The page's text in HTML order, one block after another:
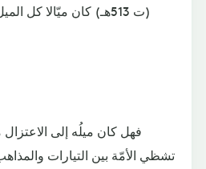
(ت 513هـ) كان ميّالا كل
فهل كان ميلُه إلى الاعتزال
تشظي الأمّة بين التيارات